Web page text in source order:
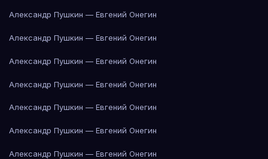
Александр Пушкин — Евгений Онегин
Александр Пушкин — Евгений Онегин
Александр Пушкин — Евгений Онегин
Александр Пушкин — Евгений Онегин
Александр Пушкин — Евгений Онегин
Александр Пушкин — Евгений Онегин
Александр Пушкин — Евгений Онегин